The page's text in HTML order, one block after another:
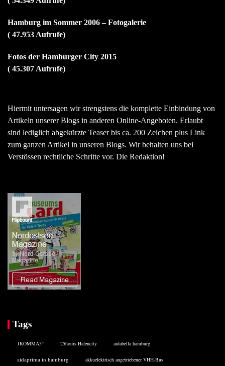
Hamburg im Sommer 2006 – Fotogalerie
( 47.953 Aufrufe)
Fotos der Hamburger City 2015
( 45.307 Aufrufe)
Hiermit untersagen wir strengstens die komplette Einbindung von
Artikeln unserer Blogs in anderen Online-Angeboten. Erlaubt
sind lediglich abgekürzte Teaser bis ca. 200 Zeichen plus Link
zum ganzen Artikel in unseren Blogs. Wir behalten uns bei
Verstössen rechtliche Schritte vor. Die Redaktion!
Tags
1KOMMA5° 25hours Hafencity aidabella hamburg
aidaprima in hamburg akkuelektrisch angetriebener VHH-Bus